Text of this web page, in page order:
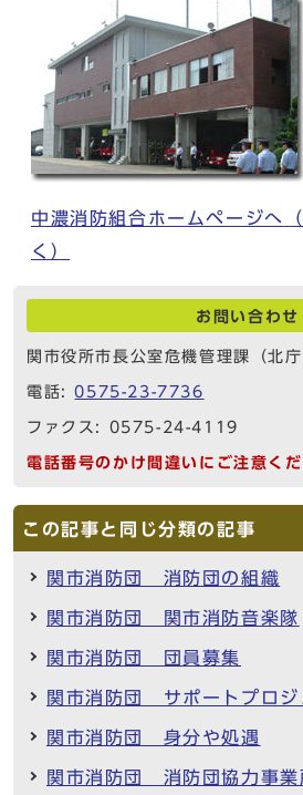
中濃消防組合ホームページへ
く）
お問い合わせ
関市役所市長公室危機管理課（北庁
電話:0575-23-7736
ファクス: 0575-24-4119
電話番号のかけ間違いにご注意くだ
この記事と同じ分類の記事
関市消防団 消防団の組織
関市消防団 関市消防音楽隊
関市消防団 団員募集
関市消防団 サポートプロジ
関市消防団 身分や処遇
関市消防団 消防団協力事業